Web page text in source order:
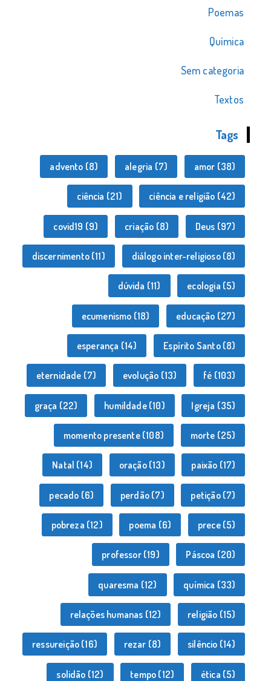
Poemas
Química
Sem categoria
Textos
Tags
advento (8) alegria (7) amor (38)
ciência (21) ciência e religião (42)
covid19 (9) criação (8) Deus (97)
discernimento(11) diálogo inter-religioso(8)
dúvida (11) ecologia (5)
ecumenismo (18) educação (27)
esperança (14) Espírito Santo(8)
eternidade (7) evolução (13) fé (103)
graça (22) humildade(10) Igreja (35)
momento presente(108) morte (25)
Natal (14) oração(13) paixão (17)
pecado (6) perdão(7) petição(7)
pobreza (12) poema (6) prece(5)
professor(19) Páscoa (20)
quaresma (12) química (33)
relações humanas (12) religião (15)
ressureição (16) rezar (8) silêncio (14)
solidão (12) tempo (12) ética (5)